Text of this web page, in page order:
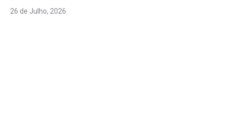
26 de Julho, 2026